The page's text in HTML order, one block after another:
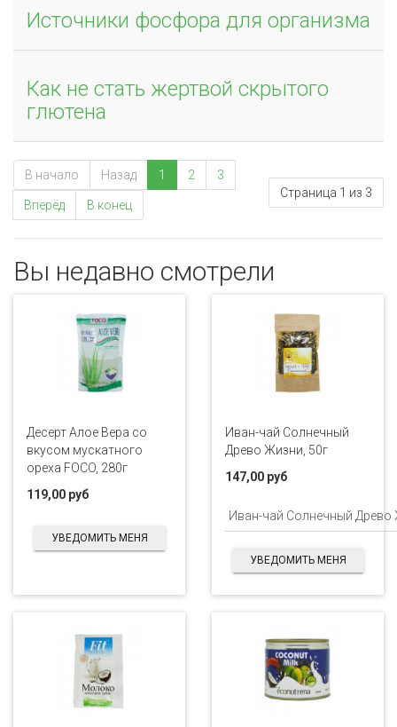
Источники фосфора для организма
Как не стать жертвой скрытого
глютена
Страница 1 из 3
В начало Назад 1 2 3
Вперёд В конец
Вы недавно смотрели
Десерт Алое Вера со
вкусом мускатного
ореха FOCO, 280г
119,00 руб
УВЕДОМИТЬ МЕНЯ
Иван-чай Солнечный
Древо Жизни, 50г
147,00 руб
УВЕДОМИТЬ МЕНЯ